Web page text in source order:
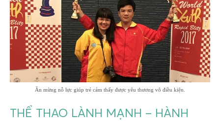
Ăn mừng nỗ lực giúp trẻ cảm thấy được yêu thương vô điều kiện.
THỂ THAO LÀNH MẠNH – HÀNH